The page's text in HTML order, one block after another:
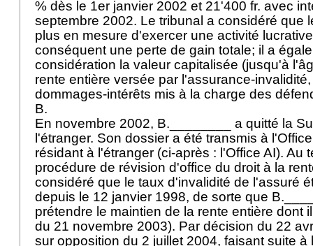
% dès le 1er janvier 2002 et 21'400 fr. avec
septembre 2002. Le tribunal a considéré que
plus en mesure d'exercer une activité
conséquent une perte de gain totale; il a
considération la valeur capitalisée (jusqu'à
rente entière versée par l'assurance-
dommages-intérêts mis à la charge des
B.
En novembre 2002, B.________ a quitté la
l'étranger. Son dossier a été transmis à
résidant à l'étranger (ci-après : l'Office AI). Au
procédure de révision d'office du droit à la
considéré que le taux d'invalidité de l'assuré
depuis le 12 janvier 1998, de sorte que
prétendre le maintien de la rente entière dont
du 21 novembre 2003). Par décision du 22
sur opposition du 2 juillet 2004, faisant suite à